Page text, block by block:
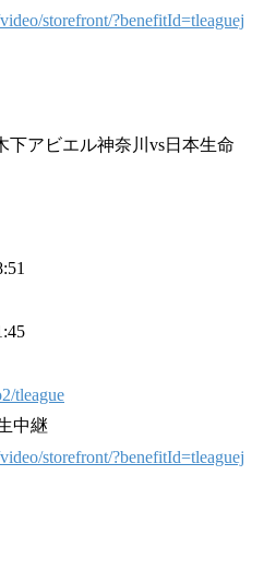
storefront/?benefitId=tleaguej
アビエル神奈川vs日本生命
tleague
中継
storefront/?benefitId=tleaguej